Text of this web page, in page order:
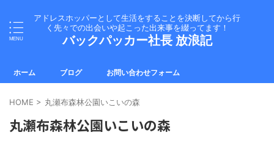
アドレスホッパーとして生活をすることを決断してから行
く先々での出会いや起こった出来事を綴ってます！
バックパッカー社長 放浪記
ホーム ブログ お問い合わせフォーム
HOME > 丸瀬布森林公園いこいの森
丸瀬布森林公園いこいの森